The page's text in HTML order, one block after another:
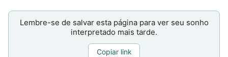
Lembre-se de salvar esta página para ver seu sonho
interpretado mais tarde.
Copiar link